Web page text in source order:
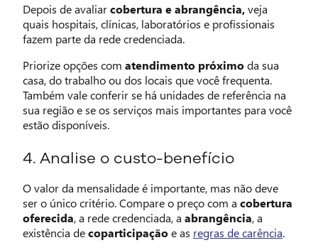
Depois de avaliarcobertura e abrangência,veja
quais hospitais, clínicas, laboratórios e profissionais
fazem parte da rede credenciada.
Priorize opções com atendimento próximoda sua
casa, do trabalho ou dos locais que você frequenta.
Também vale conferir se há unidades de referência na
sua região e se os serviços mais importantes para você
estão disponíveis.
4. Analise o custo-benefício
O valor da mensalidade é importante, mas não deve
ser o único critério. Compare o preço com a cobertura
oferecida, a rede credenciada, a abrangência, a
existência decoparticipaçãoe as regras de carência.